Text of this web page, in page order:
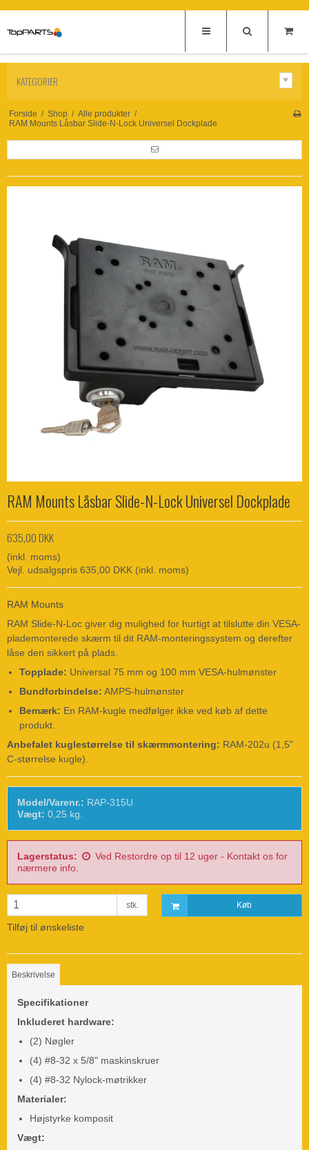
KATEGORIER
Forside / Shop / Alle produkter /
RAM Mounts Låsbar Slide-N-Lock Universel Dockplade
RAM Mounts Låsbar Slide-N-Lock Universel Dockplade
635,00 DKK
(inkl. moms)
Vejl. udsalgspris 635,00 DKK (inkl. moms)
RAM Mounts
RAM Slide-N-Loc giver dig mulighed for hurtigt at tilslutte din VESA-
plademonterede skærm til dit RAM-monteringssystem og derefter
låse den sikkert på plads.
Topplade: Universal 75 mm og 100 mm VESA-hulmønster
Bundforbindelse: AMPS-hulmønster
Bemærk: En RAM-kugle medfølger ikke ved køb af dette
produkt.
Anbefalet kuglestørrelse til skærmmontering: RAM-202u (1,5"
C-størrelse kugle).
Model/Varenr.: RAP-315U
Vægt: 0,25 kg.
Lagerstatus:
Ved Restordre op til 12 uger - Kontakt os for
nærmere info.
stk. Køb
Tilføj til ønskeliste
Beskrivelse
Specifikationer
Inkluderet hardware:
(2) Nøgler
(4) #8-32 x 5/8" maskinskruer
(4) #8-32 Nylock-møtrikker
Materialer:
Højstyrke komposit
Vægt: